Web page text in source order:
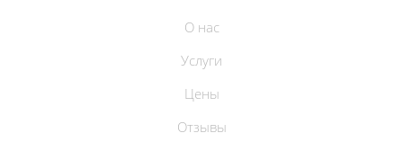
О нас
Услуги
Цены
Отзывы